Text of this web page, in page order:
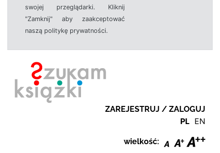
swojej przeglądarki. Kliknij
"Zamknij" aby zaakceptować
naszą politykę prywatności.
ZAREJESTRUJ / ZALOGUJ
PL EN
wielkość: